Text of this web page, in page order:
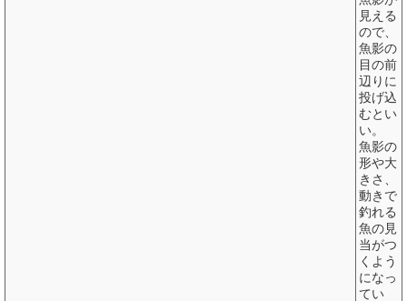
見える
ので、
魚影の
目の前
辺りに
投げ込
むとい
い。
魚影の
形や大
きさ、
動きで
釣れる
魚の見
当がつ
くよう
になっ
てい